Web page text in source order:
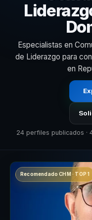
Especialistas en
de Liderazgo para
en
24 perfiles publicados ·
Recomendado CHM · TOP 1